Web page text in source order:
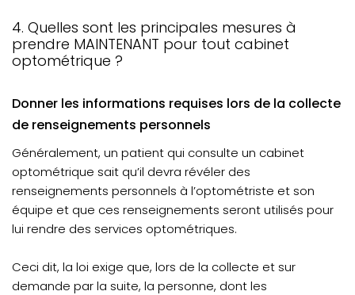
4. Quelles sont les principales mesures à
prendre MAINTENANT pour tout cabinet
optométrique ?
Donner les informations requises lors de la collecte
de renseignements personnels
Généralement, un patient qui consulte un cabinet
optométrique sait qu’il devra révéler des
renseignements personnels à l’optométriste et son
équipe et que ces renseignements seront utilisés pour
lui rendre des services optométriques.
Ceci dit, la loi exige que, lors de la collecte et sur
demande par la suite, la personne, dont les